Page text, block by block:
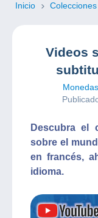
Inicio Colecciones
Videos
Descubra el
sobre el
en francés,
idioma.